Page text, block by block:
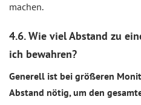
machen.
4.6. Wie viel Abstand zu
ich bewahren?
Generell ist bei größeren
Abstand nötig, um den